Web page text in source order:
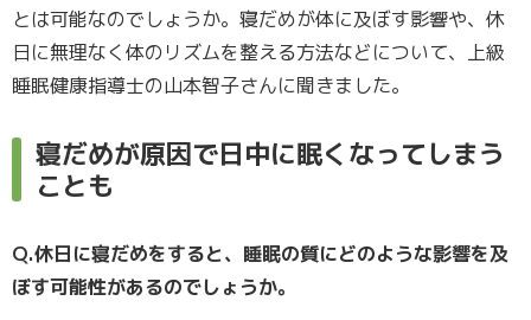
とは可能なのでしょうか。寝だめが体に及ぼす影響や、休
日に無理なく体のリズムを整える方法などについて、上級
睡眠健康指導士の山本智子さんに聞きました。
寝だめが原因で日中に眠くなってしまう
ことも
Q.休日に寝だめをすると、睡眠の質にどのような影響を及
ぼす可能性があるのでしょうか。